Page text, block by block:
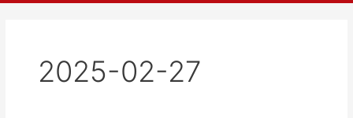
2025-02-27